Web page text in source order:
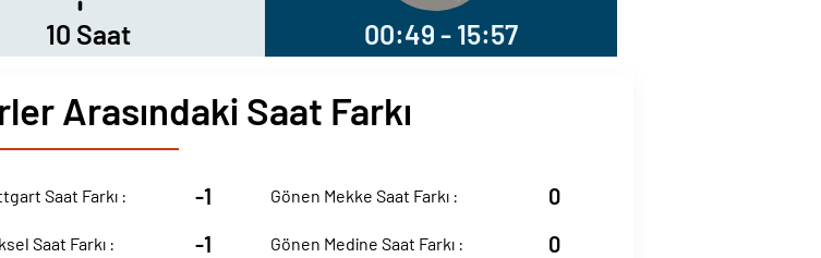
10 Saat 00:49 - 15:57
Arasındaki Saat Farkı
Saat Farkı : -1
Saat Farkı : -1
Gönen Mekke Saat Farkı : 0
Gönen Medine Saat Farkı : 0